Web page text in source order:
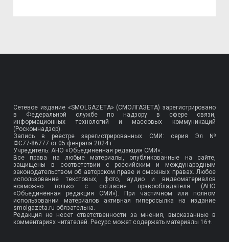
Сетевое издание «SMOLGAZETA» (СМОЛГАЗЕТА) зарегистрировано
в Федеральной службе по надзору в сфере связи,
информационных технологий и массовых коммуникаций
(Роскомнадзор).
Запись в реестре зарегистрированных СМИ: серия Эл №
ФС77-86777 от 05 февраля 2024 г.
Учредитель: АНО «Объединенная редакция СМИ».
Все права на любые материалы, опубликованные на сайте,
защищены в соответствии с российским и международным
законодательством об авторском праве и смежных правах. Любое
использование текстовых, фото, аудио и видеоматериалов
возможно только с согласия правообладателя (АНО
«Объединённая редакция СМИ»). При частичном или полном
использовании материалов активная гиперссылка на издание
smolgazeta.ru обязательна.
Редакция не несет ответственности за мнения, высказанные в
комментариях читателей. Ресурс может содержать материалы 16+.